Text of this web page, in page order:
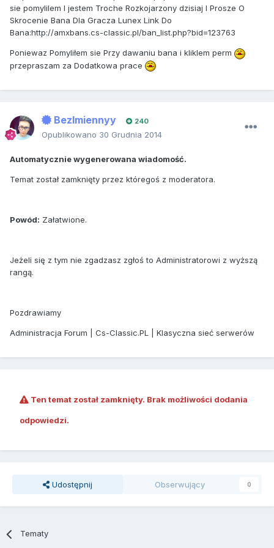
sie pomylilem I jestem Troche Rozkojarzony dzisiaj I Prosze O
Skrocenie Bana Dla Gracza Lunex Link Do
Bana:http://amxbans.cs-classic.pl/ban_list.php?bid=123763
Poniewaz Pomyliłem sie Przy dawaniu bana i kliklem perm
przepraszam za Dodatkowa prace
BezImiennyy 240
Opublikowano 30 Grudnia 2014
Automatycznie wygenerowana wiadomość.
Temat został zamknięty przez któregoś z moderatora.
Powód: Załatwione.
Jeżeli się z tym nie zgadzasz zgłoś to Administratorowi z wyższą
rangą.
Pozdrawiamy
Administracja Forum | Cs-Classic.PL | Klasyczna sieć serwerów
Ten temat został zamknięty. Brak możliwości dodania
odpowiedzi.
Udostępnij Obserwujący 0
Tematy